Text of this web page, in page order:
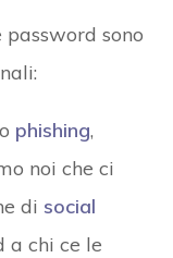
sono
phishing,
noi che ci
di social
a chi ce le